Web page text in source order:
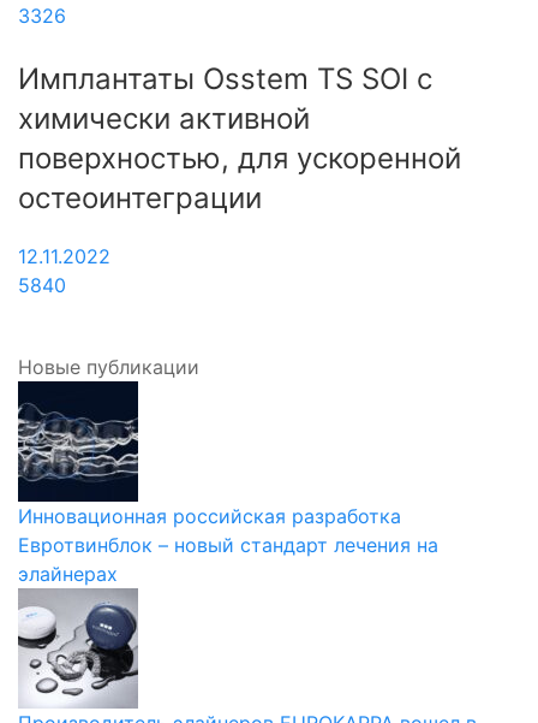
3326
Имплантаты Osstem TS SOI с
химически активной
поверхностью, для ускоренной
остеоинтеграции
12.11.2022
5840
Новые публикации
Инновационная российская разработка
Евротвинблок – новый стандарт лечения на
элайнерах